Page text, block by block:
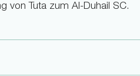
von Tuta zum Al-Duhail SC.